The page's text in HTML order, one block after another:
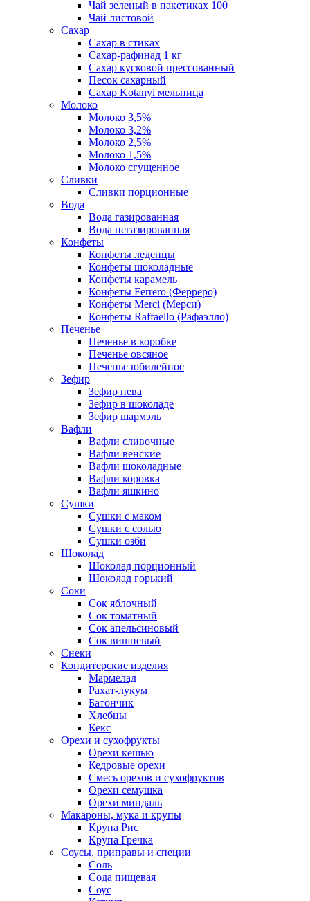
Чай зеленый в пакетиках 100
Чай листовой
Сахар
Сахар в стиках
Сахар-рафинад 1 кг
Сахар кусковой прессованный
Песок сахарный
Сахар Kotanyi мельница
Молоко
Молоко 3,5%
Молоко 3,2%
Молоко 2,5%
Молоко 1,5%
Молоко сгущенное
Сливки
Сливки порционные
Вода
Вода газированная
Вода негазированная
Конфеты
Конфеты леденцы
Конфеты шоколадные
Конфеты карамель
Конфеты Ferrero (Ферреро)
Конфеты Merci (Мерси)
Конфеты Raffaello (Рафаэлло)
Печенье
Печенье в коробке
Печенье овсяное
Печенье юбилейное
Зефир
Зефир нева
Зефир в шоколаде
Зефир шармэль
Вафли
Вафли сливочные
Вафли венские
Вафли шоколадные
Вафли коровка
Вафли яшкино
Сушки
Сушки с маком
Сушки с солью
Сушки озби
Шоколад
Шоколад порционный
Шоколад горький
Соки
Сок яблочный
Сок томатный
Сок апельсиновый
Сок вишневый
Снеки
Кондитерские изделия
Мармелад
Рахат-лукум
Батончик
Хлебцы
Кекс
Орехи и сухофрукты
Орехи кешью
Кедровые орехи
Смесь орехов и сухофруктов
Орехи семушка
Орехи миндаль
Макароны, мука и крупы
Крупа Рис
Крупа Гречка
Соусы, приправы и специи
Соль
Сода пищевая
Соус